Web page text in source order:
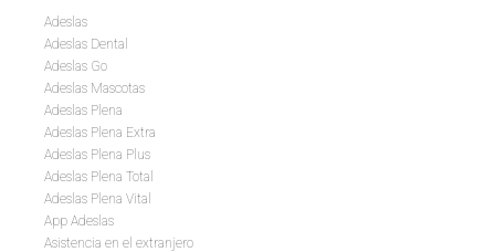
Adeslas
Adeslas Dental
Adeslas Go
Adeslas Mascotas
Adeslas Plena
Adeslas Plena Extra
Adeslas Plena Plus
Adeslas Plena Total
Adeslas Plena Vital
App Adeslas
Asistencia en el extranjero